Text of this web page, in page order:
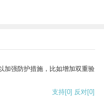
加强防护措施，比如增加双重验
支持[0] 反对[0]